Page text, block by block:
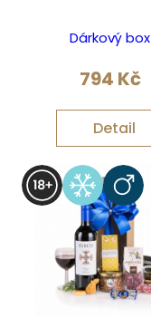
Dárkový box
794 Kč
Detail